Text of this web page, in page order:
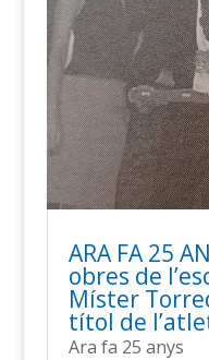
ARA FA 25
obres de
Míster
títol de
Ara fa 25 anys